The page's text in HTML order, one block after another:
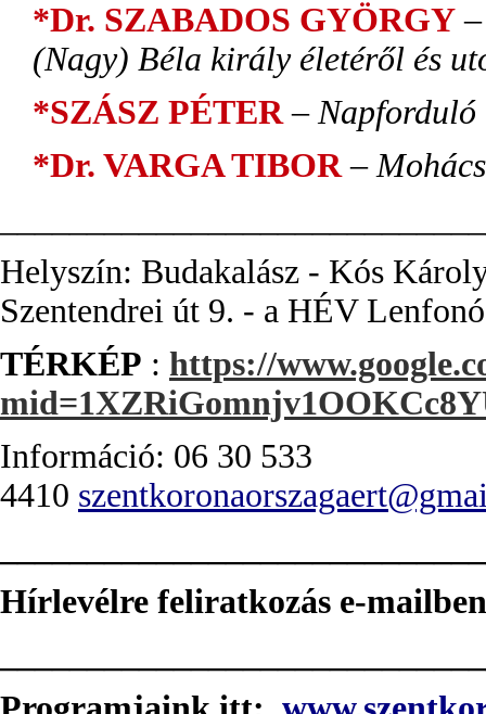
*Dr. SZABADOS GYÖRGY
(Nagy) Béla király életéről és
*SZÁSZ PÉTER– Napforduló
*Dr. VARGA TIBOR–
Helyszín: Budakalász - Kós
Szentendrei út 9. - a HÉV
TÉRKÉP : https://
Információ: 06 30 533
4410
Hírlevélre feliratkozás e-